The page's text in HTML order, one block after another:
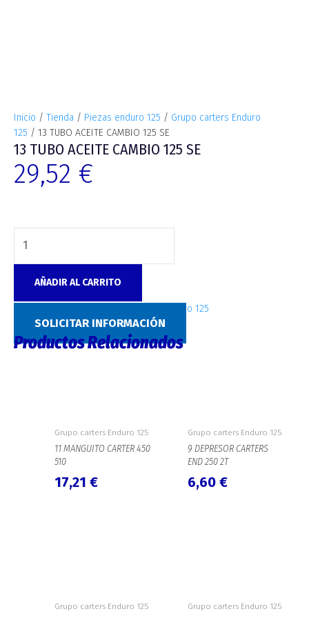
Inicio / Tienda / Piezas enduro 125 / Grupo carters Enduro
125 / 13 TUBO ACEITE CAMBIO 125 SE
13 TUBO ACEITE CAMBIO 125 SE
29,52 €
AÑADIR AL CARRITO
Grupo carters Enduro 125
SOLICITAR INFORMACIÓN
Productos Relacionados
Grupo carters Enduro 125
11 MANGUITO CARTER 450
510
17,21 €
Grupo carters Enduro 125
9 DEPRESOR CARTERS
END 250 2T
6,60 €
Grupo carters Enduro 125 Grupo carters Enduro 125